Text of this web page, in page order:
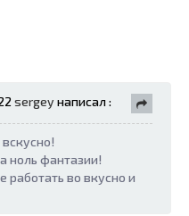
sergey написал :
ноль фантазии!
работать во вкусно и